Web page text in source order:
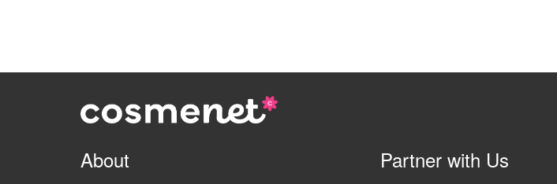
About Partner with Us